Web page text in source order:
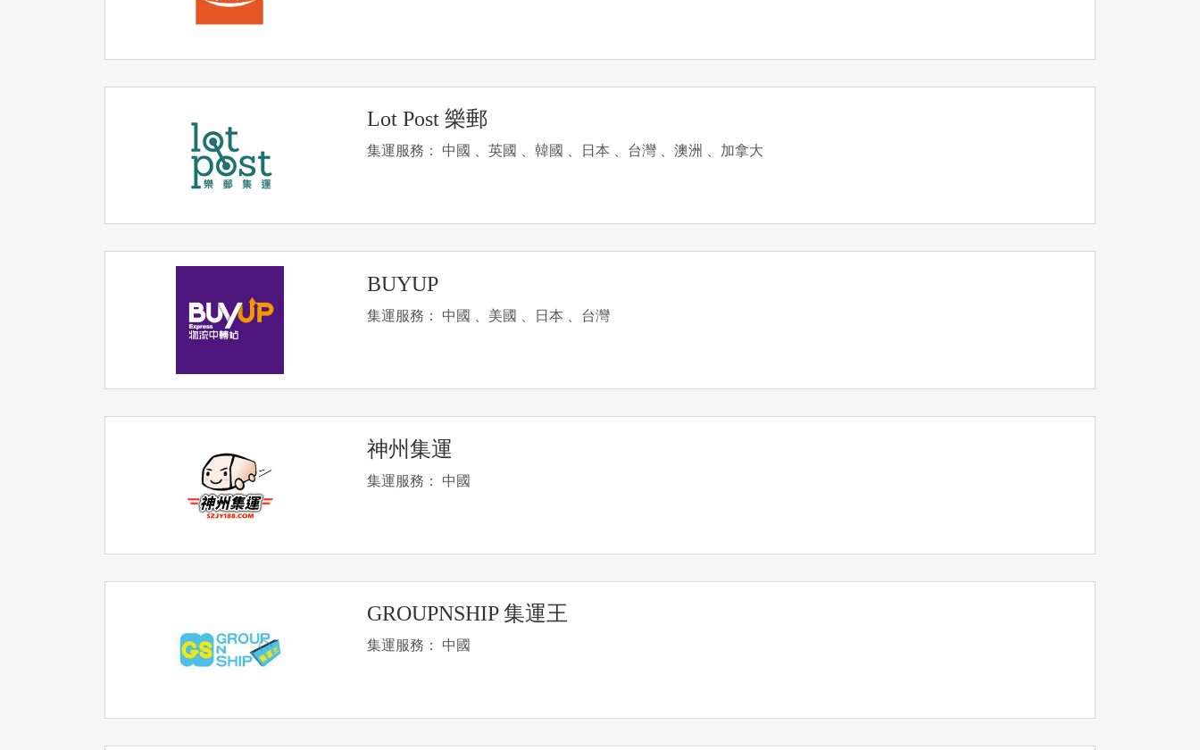
Lot Post 樂郵
集運服務： 中國 、英國 、韓國 、日本 、台灣 、澳洲 、加拿大
BUYUP
集運服務： 中國 、美國 、日本 、台灣
神州集運
集運服務： 中國
GROUPNSHIP 集運王
集運服務： 中國